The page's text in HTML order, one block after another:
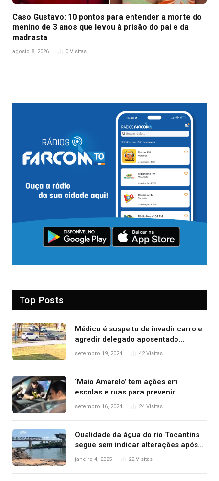
Caso Gustavo: 10 pontos para entender a morte do
menino de 3 anos que levou à prisão do pai e da
madrasta
agosto 8, 2026 0 Visitas
Top Posts
Médico é suspeito de invadir carro e
agredir delegado aposentado
durante confusão no trânsito
setembro 19, 2024 42Visitas
‘Maio Amarelo’ tem ações em
escolas e ruas para prevenir
acidentes no trânsito no AP
setembro 16, 2024 24 Visitas
Qualidade da água do rio Tocantins
segue sem indicar alterações após
desabamento da ponte entre MA e
janeiro 4, 2025 22Visitas